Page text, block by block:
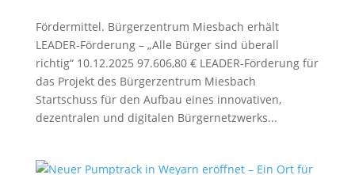
Fördermittel. Bürgerzentrum Miesbach erhält
LEADER-Förderung – „Alle Bürger sind überall
richtig“ 10.12.2025 97.606,80 € LEADER-Förderung für
das Projekt des Bürgerzentrum Miesbach
Startschuss für den Aufbau eines innovativen,
dezentralen und digitalen Bürgernetzwerks...